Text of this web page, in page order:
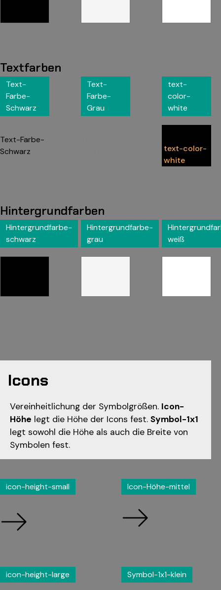
Textfarben
Text-
Farbe-
Schwarz
Text-Farbe-
Schwarz
Text-
Farbe-
Grau
text-
color-
white
text-color-
white
Hintergrundfarben
Hintergrundfarbe-
schwarz
Hintergrundfarbe-
grau
weiß
Icons
Vereinheitlichung der Symbolgrößen. Icon-
Höhe legt die Höhe der Icons fest. Symbol-1x1
legt sowohl die Höhe als auch die Breite von
Symbolen fest.
icon-height-small Icon-Höhe-mittel
icon-height-large Symbol-1x1-klein